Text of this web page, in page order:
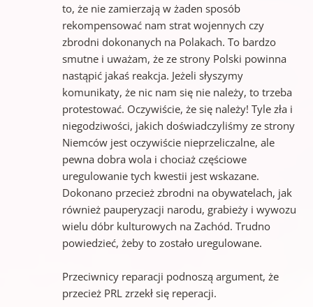
to, że nie zamierzają w żaden sposób
rekompensować nam strat wojennych czy
zbrodni dokonanych na Polakach. To bardzo
smutne i uważam, że ze strony Polski powinna
nastąpić jakaś reakcja. Jeżeli słyszymy
komunikaty, że nic nam się nie należy, to trzeba
protestować. Oczywiście, że się należy! Tyle zła i
niegodziwości, jakich doświadczyliśmy ze strony
Niemców jest oczywiście nieprzeliczalne, ale
pewna dobra wola i chociaż częściowe
uregulowanie tych kwestii jest wskazane.
Dokonano przecież zbrodni na obywatelach, jak
również pauperyzacji narodu, grabieży i wywozu
wielu dóbr kulturowych na Zachód. Trudno
powiedzieć, żeby to zostało uregulowane.
Przeciwnicy reparacji podnoszą argument, że
przecież PRL zrzekł się reperacji.